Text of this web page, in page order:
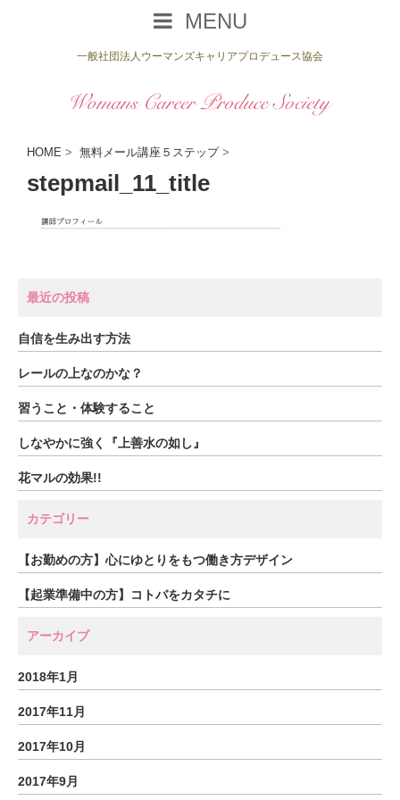
MENU
一般社団法人ウーマンズキャリアプロデュース協会
HOME > 無料メール講座５ステップ>
stepmail_11_title
最近の投稿
自信を生み出す方法
レールの上なのかな？
習うこと・体験すること
しなやかに強く『上善水の如し』
花マルの効果!!
カテゴリー
【お勤めの方】心にゆとりをもつ働き方デザイン
【起業準備中の方】コトバをカタチに
アーカイブ
2018年1月
2017年11月
2017年10月
2017年9月